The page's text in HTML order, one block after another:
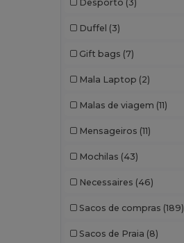
Desporto (3)
Duffel (3)
Gift bags (7)
Mala Laptop (2)
Malas de viagem (11)
Mensageiros (11)
Mochilas (43)
Necessaires (46)
Sacos de compras (189)
Sacos de Praia (8)